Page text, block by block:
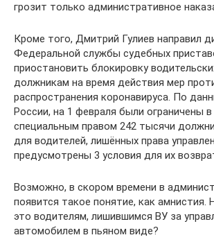
грозит только административное
Кроме того, Дмитрий Гулиев направил
Федеральной службы судебных
приостановить блокировку
должникам на время действия мер
распространения коронавируса. По
России, на 1 февраля были ограничены
специальным правом 242 тысячи
для водителей, лишённых права
предусмотрены 3 условия для их
Возможно, в скором времени в
появится такое понятие, как амнистия.
это водителям, лишившимся ВУ за
автомобилем в пьяном виде?